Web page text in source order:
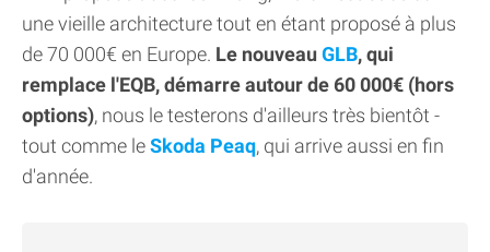
une vieille architecture tout en étant proposé à plus
de 70 000€ en Europe. Le nouveau GLB, qui
remplace l'EQB, démarre autour de 60 000€ (hors
options), nous le testerons d'ailleurs très bientôt -
tout comme leSkoda Peaq, qui arrive aussi en fin
d'année.